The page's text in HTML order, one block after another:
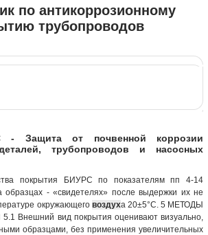
по антикоррозионному
трубопроводов
Защита от почвенной коррозии
трубопроводов и насосных
покрытия БИУРС по показателям пп 4-14
- «свидетелях» после выдержки их не
окружающего воздуха 20±5°С. 5 МЕТОДЫ
Внешний вид покрытия оценивают визуально,
образцами, без применения увеличительных